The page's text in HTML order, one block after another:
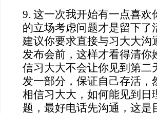
9. 这一次我开始有一点喜
的立场考虑问题才是留下
建议你要求直接与习大大沟
发布会前，这样才看得清
信习大大不会让你见到第二
发一部分，保证自己存活
相信习大大，如何能见到日
题，最好电话先沟通，这